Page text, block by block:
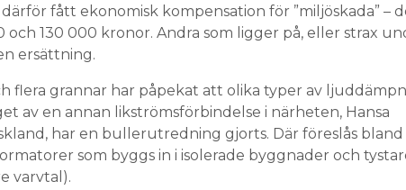
fått ekonomisk kompensation för ”miljöskada” –
och 130 000 kronor. Andra som ligger på, eller strax
ersättning.
flera grannar har påpekat att olika typer av
av en annan likströmsförbindelse i närheten, Hansa
har en bullerutredning gjorts. Där föreslås bland
som byggs in i isolerade byggnader och
varvtal).